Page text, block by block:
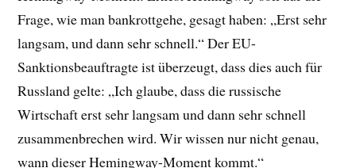
Frage, wie man bankrottgehe, gesagt haben: „Erst sehr
langsam, und dann sehr schnell.“ Der EU-
Sanktionsbeauftragte ist überzeugt, dass dies auch für
Russland gelte: „Ich glaube, dass die russische
Wirtschaft erst sehr langsam und dann sehr schnell
zusammenbrechen wird. Wir wissen nur nicht genau,
wann dieser Hemingway-Moment kommt.“